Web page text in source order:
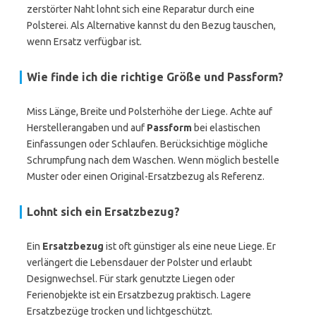
zerstörter Naht lohnt sich eine Reparatur durch eine
Polsterei. Als Alternative kannst du den Bezug tauschen,
wenn Ersatz verfügbar ist.
Wie finde ich die richtige Größe und Passform?
Miss Länge, Breite und Polsterhöhe der Liege. Achte auf
Herstellerangaben und auf Passform bei elastischen
Einfassungen oder Schlaufen. Berücksichtige mögliche
Schrumpfung nach dem Waschen. Wenn möglich bestelle
Muster oder einen Original-Ersatzbezug als Referenz.
Lohnt sich ein Ersatzbezug?
Ein Ersatzbezug ist oft günstiger als eine neue Liege. Er
verlängert die Lebensdauer der Polster und erlaubt
Designwechsel. Für stark genutzte Liegen oder
Ferienobjekte ist ein Ersatzbezug praktisch. Lagere
Ersatzbezüge trocken und lichtgeschützt.